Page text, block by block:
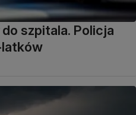
do szpitala. Policja
latków